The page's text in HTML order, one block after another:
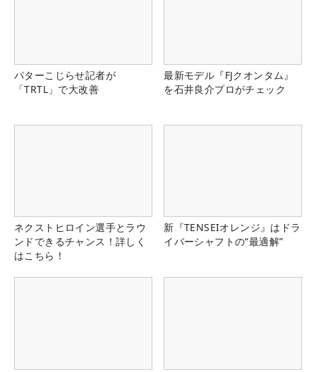
パターこじらせ記者が
「TRTL」で大改善
最新モデル『FJクオンタム』
を石井良介プロがチェック
ネクストヒロイン選手とラウ
ンドできるチャンス！詳しく
はこちら！
新『TENSEIオレンジ』はドラ
イバーシャフトの“最適解”